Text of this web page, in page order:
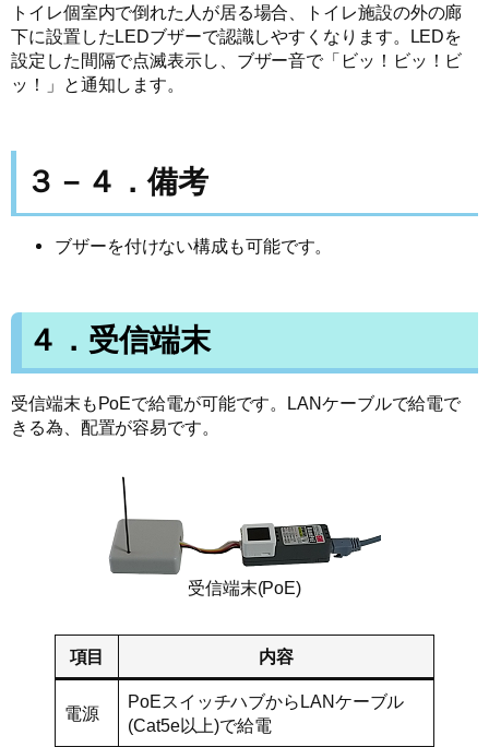
トイレ個室内で倒れた人が居る場合、トイレ施設の外の廊
下に設置したLEDブザーで認識しやすくなります。LEDを
設定した間隔で点滅表示し、ブザー音で「ビッ！ビッ！ビ
ッ！」と通知します。
３－４．備考
ブザーを付けない構成も可能です。
４．受信端末
受信端末もPoEで給電が可能です。LANケーブルで給電で
きる為、配置が容易です。
受信端末(PoE)
項目 内容
電源
PoEスイッチハブからLANケーブル
(Cat5e以上)で給電